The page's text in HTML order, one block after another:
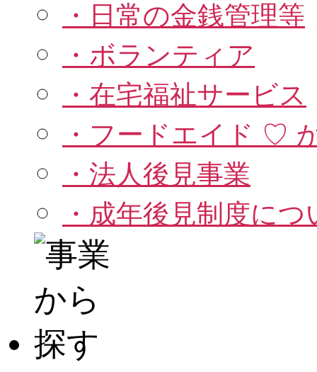
・日常の金銭管理等
・ボランティア
・在宅福祉サービス
・フードエイド ♡
・法人後見事業
・成年後見制度につ